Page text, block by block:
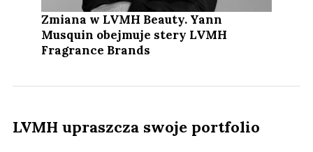
Zmiana w LVMH Beauty. Yann
Musquin obejmuje stery LVMH
Fragrance Brands
LVMH upraszcza swoje portfolio